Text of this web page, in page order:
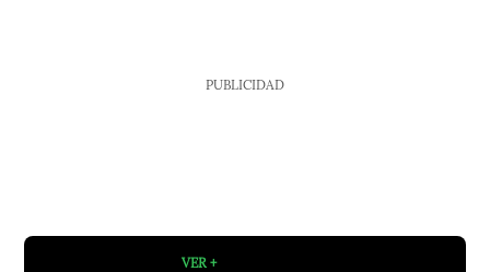
PUBLICIDAD
VER +